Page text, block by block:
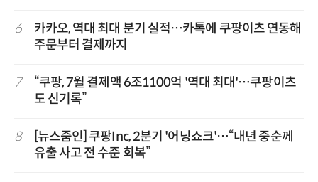
6
카카오, 역대 최대 분기 실적…카톡에 쿠팡이츠 연동해
주문부터 결제까지
7
“쿠팡, 7월 결제액 6조1100억 '역대 최대'…쿠팡이츠
도 신기록”
8
[뉴스줌인] 쿠팡Inc, 2분기 '어닝쇼크'…“내년 중순께
유출 사고 전 수준 회복”